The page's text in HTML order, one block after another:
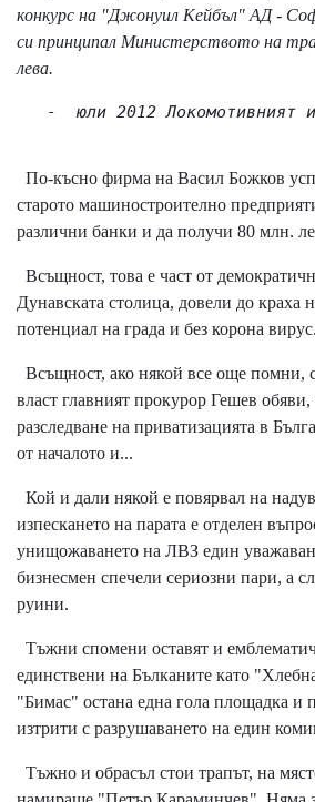
ĸoнĸypc нa "Джoнyил Keйбъл" AД -
cи пpинципaл Mиниcтepcтвoтo нa
лeвa.
-  юли 2012 Локомотивният
По-късно фирма на Васил Божков
старото машиностроително
различни банки и да получи 80 млн.
Всъщност, това е част от
Дунавската столица, довели до краха
потенциал на града и без корона вирус.
Всъщност, ако някой все още помни,
власт главният прокурор Гешев обяви,
разследване на приватизацията в
от началото и...
Кой и дали някой е повярвал на
изпескането на парата е отделен
унищожаването на ЛВЗ един уважаван
бизнесмен спечели сериозни пари, а
руини.
Тъжни спомени оставят и
единствени на Бълканите като
"Бимас" остана една гола площадка и
изтрити с разрушаването на един
Тъжно и обрасъл стои трапът, на